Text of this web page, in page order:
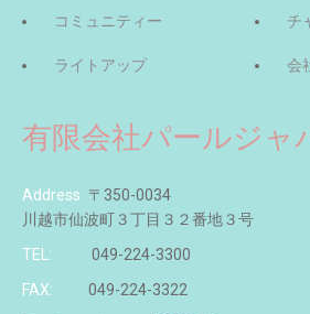
コミュニティー
ライトアップ
チ
会
有限会社パールジャ
Address 〒350-0034
川越市仙波町３丁目３２番地３号
TEL:
049-224-3300
FAX:
049-224-3322